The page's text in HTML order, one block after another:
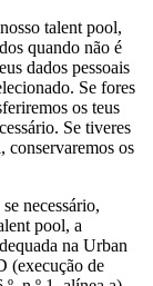
talent pool,
quando não é
dados pessoais
Se fores
os teus
Se tiveres
conservaremos os
necessário,
pool, a
na Urban
(execução de